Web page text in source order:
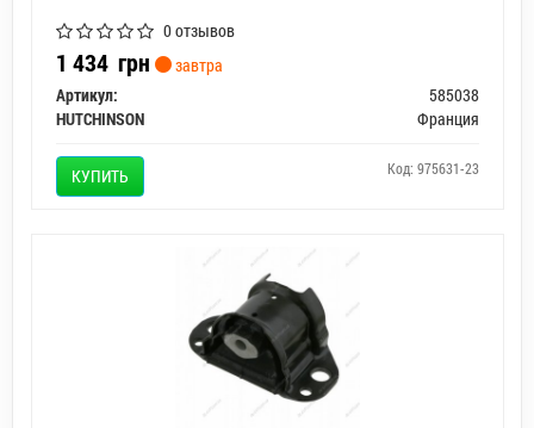
0 отзывов
1 434 грн
завтра
Артикул:
585038
HUTCHINSON
Франция
КУПИТЬ Код: 975631-23